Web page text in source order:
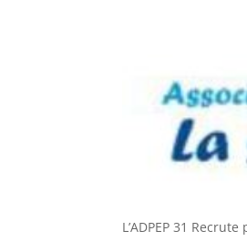
L’ADPEP 31